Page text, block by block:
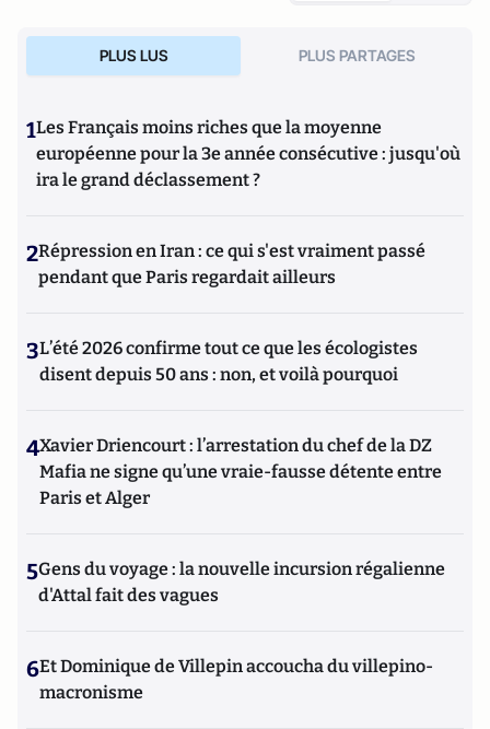
PLUS LUS PLUS PARTAGES
1Les Français moins riches que la moyenne
européenne pour la 3e année consécutive : jusqu'où
ira le grand déclassement ?
2Répression en Iran : ce qui s'est vraiment passé
pendant que Paris regardait ailleurs
3L’été 2026 confirme tout ce que les écologistes
disent depuis 50 ans : non, et voilà pourquoi
4Xavier Driencourt : l’arrestation du chef de la DZ
Mafia ne signe qu’une vraie-fausse détente entre
Paris et Alger
5Gens du voyage : la nouvelle incursion régalienne
d'Attal fait des vagues
6Et Dominique de Villepin accoucha du villepino-
macronisme